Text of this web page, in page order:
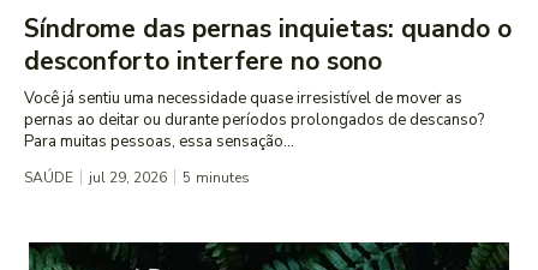
Síndrome das pernas inquietas: quando o
desconforto interfere no sono
Você já sentiu uma necessidade quase irresistível de mover as
pernas ao deitar ou durante períodos prolongados de descanso?
Para muitas pessoas, essa sensação...
SAÚDE jul 29, 2026 5 minutes